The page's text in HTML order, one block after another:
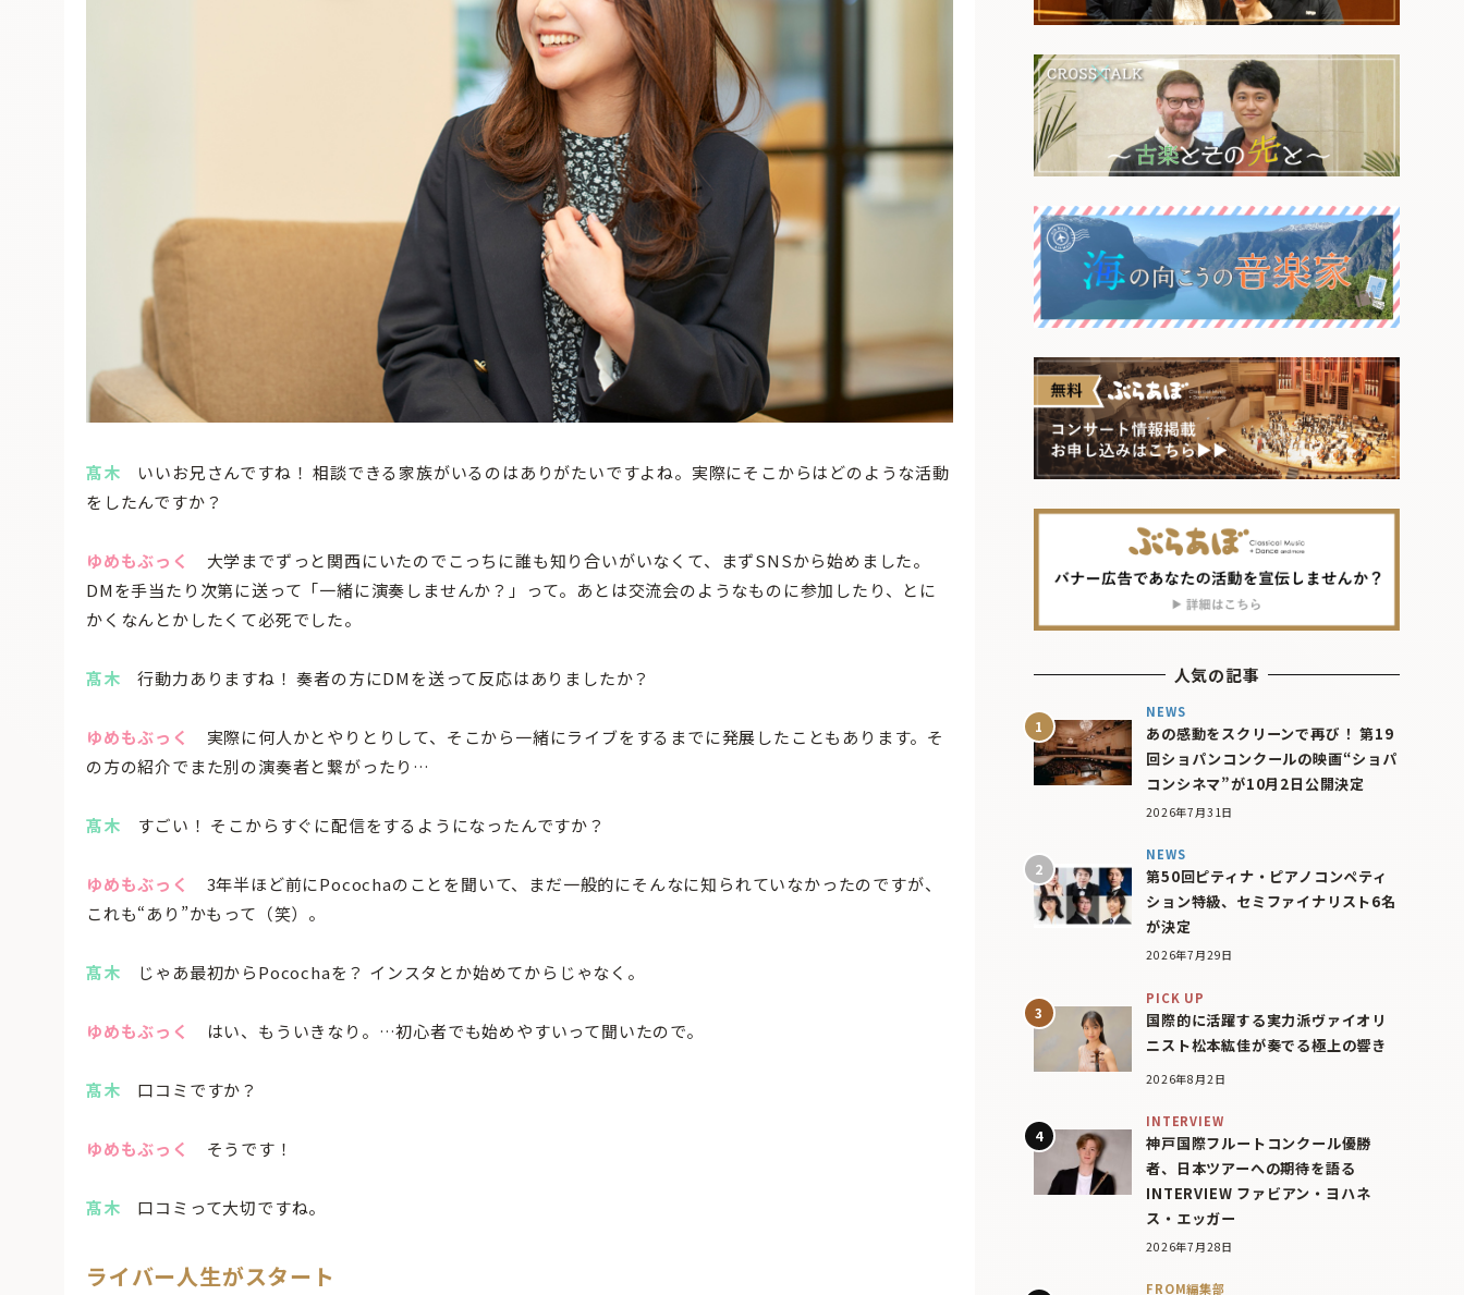
髙木 いいお兄さんですね！ 相談できる家族がいるのはありがたいですよね。実際にそこからはどのような活動
をしたんですか？
ゆめもぶっく
大学までずっと関西にいたのでこっちに誰も知り合いがいなくて、まずSNSから始めました。
DMを手当たり次第に送って「一緒に演奏しませんか？」って。あとは交流会のようなものに参加したり、とに
かくなんとかしたくて必死でした。
髙木 行動力ありますね！ 奏者の方にDMを送って反応はありましたか？
ゆめもぶっく
実際に何人かとやりとりして、そこから一緒にライブをするまでに発展したこともあります。そ
の方の紹介でまた別の演奏者と繋がったり…
髙木 すごい！ そこからすぐに配信をするようになったんですか？
ゆめもぶっく
3年半ほど前にPocochaのことを聞いて、まだ一般的にそんなに知られていなかったのですが、
これも“あり”かもって（笑）。
髙木 じゃあ最初からPocochaを？ インスタとか始めてからじゃなく。
ゆめもぶっく はい、もういきなり。…初心者でも始めやすいって聞いたので。
髙木 口コミですか？
ゆめもぶっく そうです！
髙木 口コミって大切ですね。
ライバー人生がスタート
人気の記事
NEWS
あの感動をスクリーンで再び！ 第19
回ショパンコンクールの映画“ショパ
コンシネマ”が10月2日公開決定
2026年7月31日
NEWS
第50回ピティナ・ピアノコンペティ
ション特級、セミファイナリスト6名
が決定
2026年7月29日
PICK UP
国際的に活躍する実力派ヴァイオリ
ニスト松本紘佳が奏でる極上の響き
2026年8月2日
INTERVIEW
神戸国際フルートコンクール優勝
者、日本ツアーへの期待を語る
INTERVIEW ファビアン・ヨハネ
ス・エッガー
2026年7月28日
FROM編集部